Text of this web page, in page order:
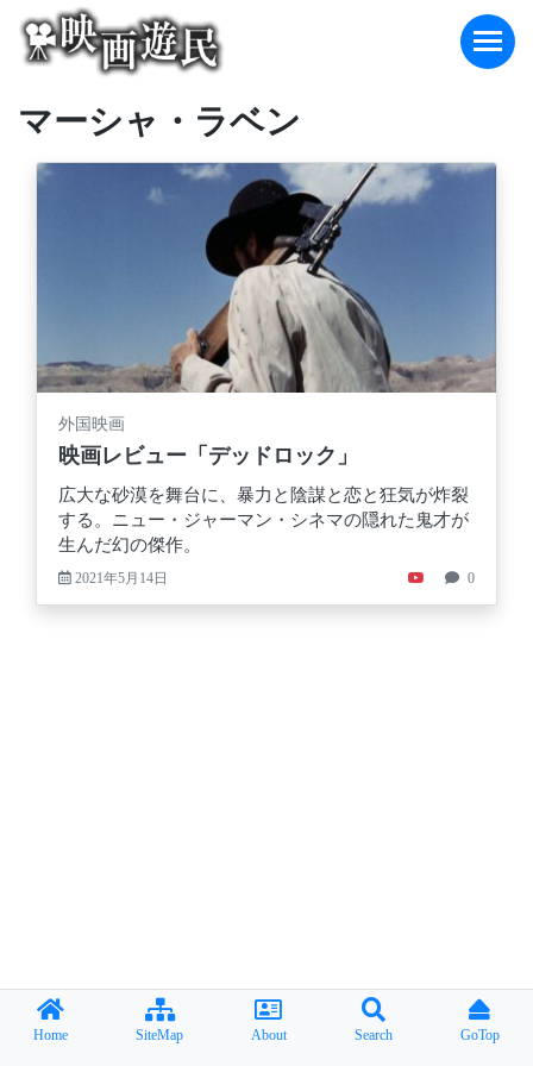
content
マーシャ・ラベン
外国映画
映画レビュー「デッドロック」
広大な砂漠を舞台に、暴力と陰謀と恋と狂気が炸裂
する。ニュー・ジャーマン・シネマの隠れた鬼才が
生んだ幻の傑作。
2021年5月14日 0
Home SiteMap About Search GoTop